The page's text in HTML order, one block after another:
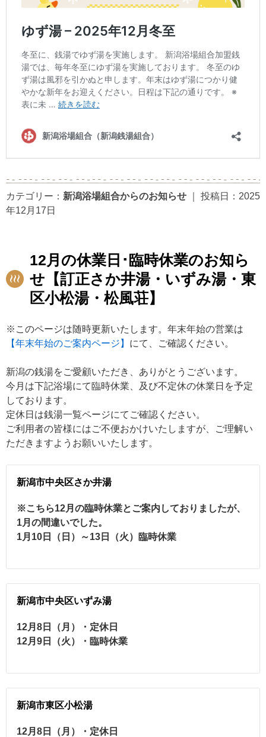
カテゴリー： 新潟浴場組合からのお知らせ
投稿日：2025
年12月17日
12月の休業日･臨時休業のお知ら
せ【訂正さか井湯・いずみ湯・東
区小松湯・松風荘】
※このページは随時更新いたします。年末年始の営業は
【年末年始のご案内ページ】 にて、ご確認ください。
新潟の銭湯をご愛顧いただき、ありがとうございます。
今月は下記浴場にて臨時休業、及び不定休の休業日を予定
しております。
定休日は銭湯一覧ページにてご確認ください。
ご利用者の皆様にはご不便おかけいたしますが、ご理解い
ただきますようお願いいたします。
新潟市中央区さか井湯
※こちら12月の臨時休業とご案内しておりましたが、
1月の間違いでした。
1月10日（日）～13日（火）臨時休業
新潟市中央区いずみ湯
12月8日（月）・定休日
12月9日（火）・臨時休業
新潟市東区小松湯
12月8日（月）・定休日